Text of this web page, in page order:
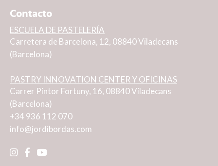
Contacto
ESCUELA DE PASTELERÍA
Carretera de Barcelona, 12, 08840 Viladecans
(Barcelona)
PASTRY INNOVATION CENTER Y OFICINAS
Carrer Pintor Fortuny, 16, 08840 Viladecans
(Barcelona)
+34 936 112 070
info@jordibordas.com